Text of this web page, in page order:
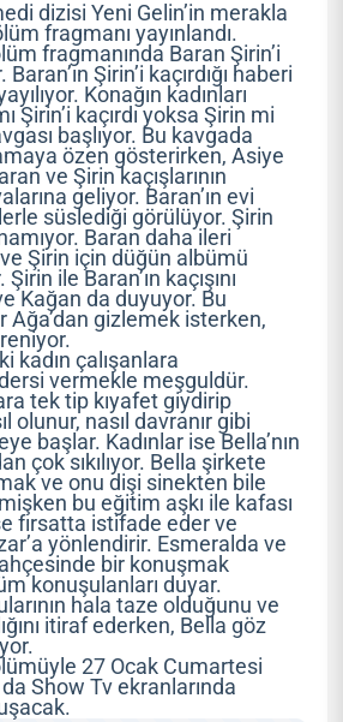
dizisi Yeni Gelin’in merakla
fragmanı yayınlandı.
fragmanında Baran Şirin’i
Baran’ın Şirin’i kaçırdığı haberi
Konağın kadınları
Şirin’i kaçırdı yoksa Şirin mi
başlıyor. Bu kavgada
özen gösterirken, Asiye
ve Şirin kaçışlarının
geliyor. Baran’ın evi
süslediği görülüyor. Şirin
Baran daha ileri
Şirin için düğün albümü
ile Baran’ın kaçışını
Kağan da duyuyor. Bu
Ağa’dan gizlemek isterken,
kadın çalışanlara
dersi vermekle meşguldür.
tek tip kıyafet giydirip
olunur, nasıl davranır gibi
başlar. Kadınlar ise Bella’nın
çok sıkılıyor. Bella şirkete
ve onu dişi sinekten bile
bu eğitim aşkı ile kafası
fırsatta istifade eder ve
yönlendirir. Esmeralda ve
bir konuşmak
konuşulanları duyar.
hala taze olduğunu ve
itiraf ederken, Bella göz
27 Ocak Cumartesi
Show Tv ekranlarında